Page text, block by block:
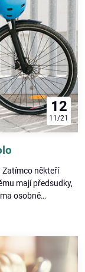
12
11/21
Zatímco někteří
mají předsudky,
osobně
jste negativní
pokusí vyvrátit